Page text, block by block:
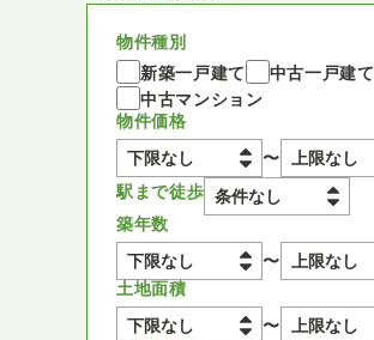
物件種別
新築一戸建て
中古一戸建て
中古マンション
物件価格
〜
駅まで徒歩
築年数
〜
土地面積
〜